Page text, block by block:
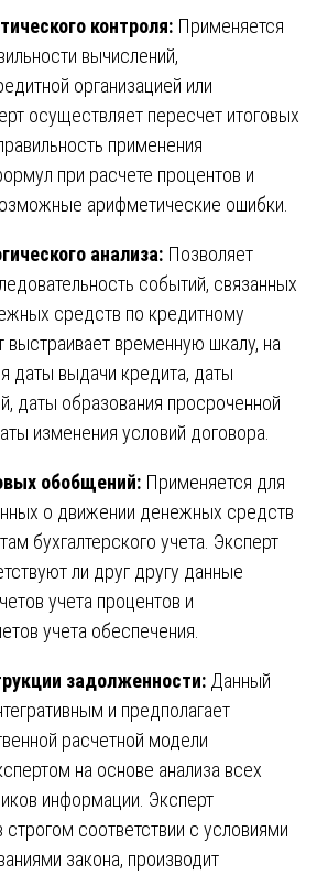
контроля: Применяется
вычислений,
организацией или
осуществляет пересчет итоговых
применения
при расчете процентов и
арифметические ошибки.
анализа: Позволяет
событий, связанных
средств по кредитному
выстраивает временную шкалу, на
даты выдачи кредита, даты
даты образования просроченной
изменения условий договора.
обобщений: Применяется для
о движении денежных средств
бухгалтерского учета. Эксперт
ли друг другу данные
учета процентов и
учета обеспечения.
задолженности: Данный
и предполагает
расчетной модели
на основе анализа всех
информации. Эксперт
строгом соответствии с условиями
закона, производит